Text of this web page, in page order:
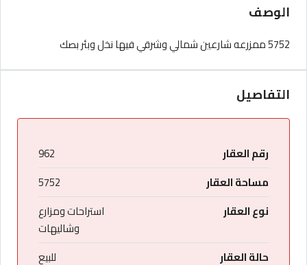
الوصف
5752 ممزرعه شارعين شمالي وشرقي فيها نخل وبئر بصك
التفاصيل
رقم العقار
962
مساحة العقار
5752
نوع العقار
استراحات ومزارع
وشاليهات
حالة العقار
للبيع